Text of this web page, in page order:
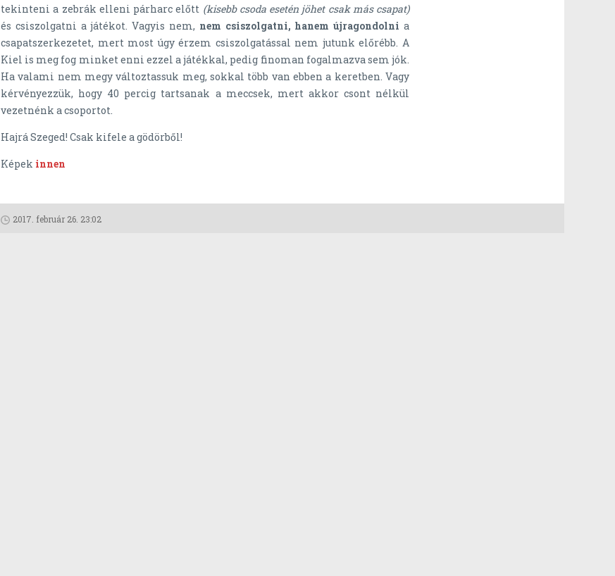
tekinteni a zebrák elleni párharc előtt (kisebb csoda esetén jöhet csak más csapat)
és csiszolgatni a játékot. Vagyis nem, nem csiszolgatni, hanem újragondolnia
csapatszerkezetet, mert most úgy érzem csiszolgatással nem jutunk előrébb. A
Kiel is meg fog minket enni ezzel a játékkal, pedig finoman fogalmazva sem jók.
Ha valami nem megy változtassuk meg, sokkal több van ebben a keretben. Vagy
kérvényezzük, hogy 40 percig tartsanak a meccsek, mert akkor csont nélkül
vezetnénk a csoportot.
Hajrá Szeged! Csak kifele a gödörből!
Képek innen
2017. február 26. 23:02